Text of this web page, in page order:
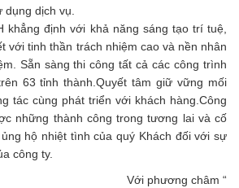
dịch vụ.
khẳng định với khả năng sáng tạo trí tuệ,
với tinh thần trách nhiệm cao và nền nhân
Sẵn sàng thi công tất cả các công trình
63 tỉnh thành.Quyết tâm giữ vững mối
tác cùng phát triển với khách hàng.Công
những thành công trong tương lai và cố
hộ nhiệt tình của quý Khách đối với sự
công ty.
châm “